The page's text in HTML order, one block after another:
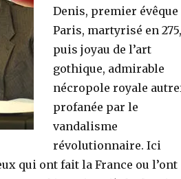
Denis, premier évêque
Paris, martyrisé en
puis joyau de l’art
gothique, admirable
nécropole royale
profanée par le
vandalisme
révolutionnaire. Ici
qui ont fait la France ou l’ont